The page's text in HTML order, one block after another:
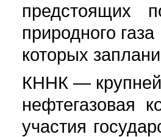
предстоящих
природного
которых
КННК —
нефтегазовая
участия